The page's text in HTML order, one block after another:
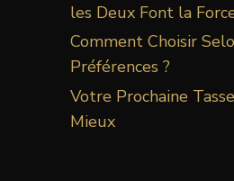
les Deux Font la
Comment Choisir
Préférences ?
Votre Prochaine
Mieux